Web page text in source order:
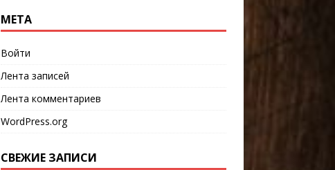
МЕТА
Войти
Лента записей
Лента комментариев
WordPress.org
СВЕЖИЕ ЗАПИСИ